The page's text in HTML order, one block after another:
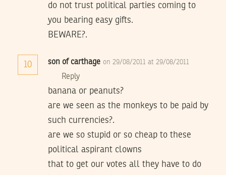
do not trust political parties coming to
you bearing easy gifts.
BEWARE?.
10 son of carthage on 29/08/2011 at 29/08/2011
Reply
banana or peanuts?
are we seen as the monkeys to be paid by
such currencies?.
are we so stupid or so cheap to these
political aspirant clowns
that to get our votes all they have to do